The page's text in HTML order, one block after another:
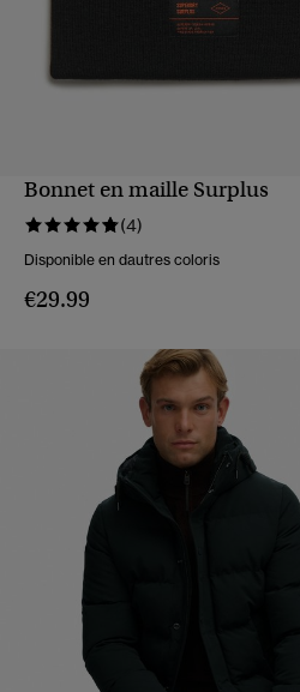
APERÇU RAPIDE
Bonnet en maille Surplus
(4)
Disponible en dautres coloris
€29.99